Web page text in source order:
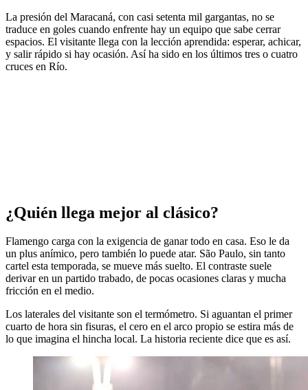
La presión del Maracaná, con casi setenta mil gargantas, no se
traduce en goles cuando enfrente hay un equipo que sabe cerrar
espacios. El visitante llega con la lección aprendida: esperar, achicar,
y salir rápido si hay ocasión. Así ha sido en los últimos tres o cuatro
cruces en Río.
¿Quién llega mejor al clásico?
Flamengo carga con la exigencia de ganar todo en casa. Eso le da
un plus anímico, pero también lo puede atar. São Paulo, sin tanto
cartel esta temporada, se mueve más suelto. El contraste suele
derivar en un partido trabado, de pocas ocasiones claras y mucha
fricción en el medio.
Los laterales del visitante son el termómetro. Si aguantan el primer
cuarto de hora sin fisuras, el cero en el arco propio se estira más de
lo que imagina el hincha local. La historia reciente dice que es así.